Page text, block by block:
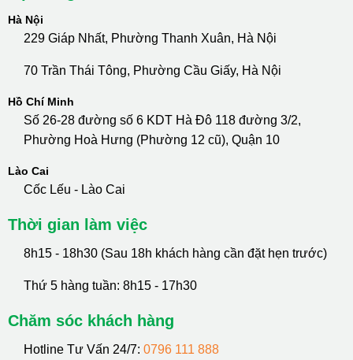
Hà Nội
229 Giáp Nhất, Phường Thanh Xuân, Hà Nội
70 Trần Thái Tông, Phường Cầu Giấy, Hà Nội
Hồ Chí Minh
Số 26-28 đường số 6 KDT Hà Đô 118 đường 3/2,
Phường Hoà Hưng (Phường 12 cũ), Quận 10
Lào Cai
Cốc Lếu - Lào Cai
Thời gian làm việc
8h15 - 18h30 (Sau 18h khách hàng cần đặt hẹn trước)
Thứ 5 hàng tuần: 8h15 - 17h30
Chăm sóc khách hàng
Hotline Tư Vấn 24/7: 0796 111 888